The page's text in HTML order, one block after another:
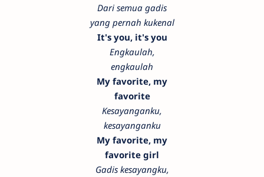
Dari semua gadis
yang pernah kukenal
It's you, it's you
Engkaulah,
engkaulah
My favorite, my
favorite
Kesayanganku,
kesayanganku
My favorite, my
favorite girl
Gadis kesayangku,